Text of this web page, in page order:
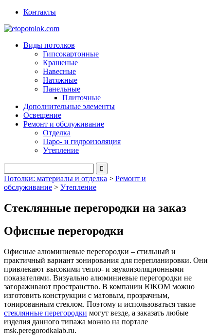
Контакты
Виды потолков
Гипсокартонные
Крашеные
Навесные
Натяжные
Панельные
Плиточные
Дополнительные элементы
Освещение
Ремонт и обслуживание
Отделка
Паро- и гидроизоляция
Утепление
Потолки: материалы и отделка > Ремонт и
обслуживание > Утепление
Стеклянные перегородки на заказ
Офисные перегородки
Офисные алюминиевые перегородки – стильный и
практичный вариант зонирования для перепланировки. Они
привлекают высокими тепло- и звукоизоляционными
показателями. Визуально алюминиевые перегородки не
загораживают пространство. В компании ЮКОМ можно
изготовить конструкции с матовым, прозрачным,
тонированным стеклом. Поэтому и использоваться такие
стеклянные перегородки могут везде, а заказать любые
изделия данного типажа можно на портале
msk.peregorodkalab.ru.